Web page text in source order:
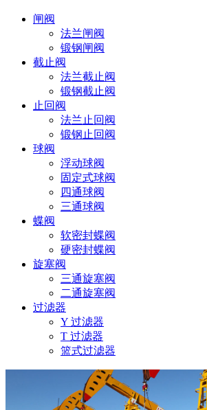
闸阀
法兰闸阀
锻钢闸阀
截止阀
法兰截止阀
锻钢截止阀
止回阀
法兰止回阀
锻钢止回阀
球阀
浮动球阀
固定式球阀
四通球阀
三通球阀
蝶阀
软密封蝶阀
硬密封蝶阀
旋塞阀
三通旋塞阀
二通旋塞阀
过滤器
Y 过滤器
T 过滤器
篮式过滤器